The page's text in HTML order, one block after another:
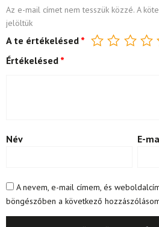
Az e-mail címet nem tesszük közzé. A
jelöltük
A te értékelésed *
Értékelésed *
Név E-
A nevem, e-mail címem, és
böngészőben a következő